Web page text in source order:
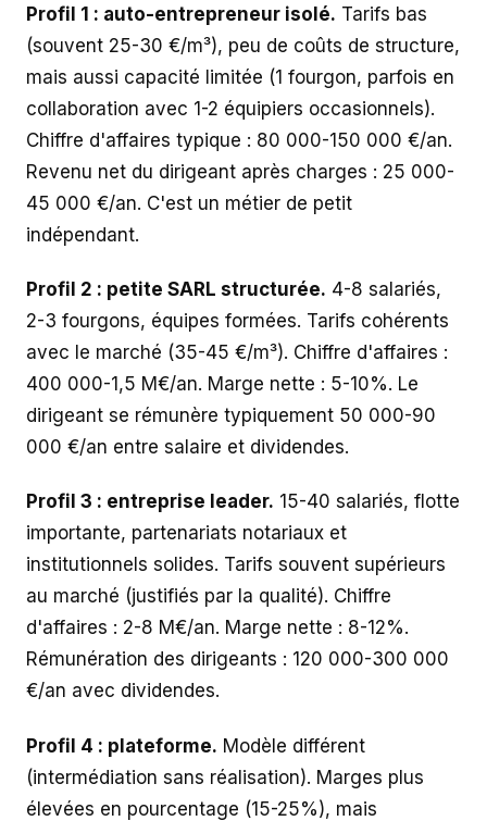
Profil 1 : auto-entrepreneur isolé. Tarifs bas
(souvent 25-30 €/m³), peu de coûts de structure,
mais aussi capacité limitée (1 fourgon, parfois en
collaboration avec 1-2 équipiers occasionnels).
Chiffre d'affaires typique : 80 000-150 000 €/an.
Revenu net du dirigeant après charges : 25 000-
45 000 €/an. C'est un métier de petit
indépendant.
Profil 2 : petite SARL structurée. 4-8 salariés,
2-3 fourgons, équipes formées. Tarifs cohérents
avec le marché (35-45 €/m³). Chiffre d'affaires :
400 000-1,5 M€/an. Marge nette : 5-10%. Le
dirigeant se rémunère typiquement 50 000-90
000 €/an entre salaire et dividendes.
Profil 3 : entreprise leader. 15-40 salariés, flotte
importante, partenariats notariaux et
institutionnels solides. Tarifs souvent supérieurs
au marché (justifiés par la qualité). Chiffre
d'affaires : 2-8 M€/an. Marge nette : 8-12%.
Rémunération des dirigeants : 120 000-300 000
€/an avec dividendes.
Profil 4 : plateforme. Modèle différent
(intermédiation sans réalisation). Marges plus
élevées en pourcentage (15-25%), mais